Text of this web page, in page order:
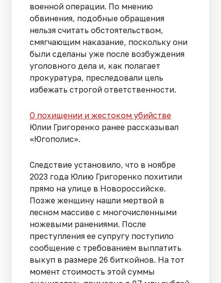
военной операции. По мнению
обвинения, подобные обращения
нельзя считать обстоятельством,
смягчающим наказание, поскольку они
были сделаны уже после возбуждения
уголовного дела и, как полагает
прокуратура, преследовали цель
избежать строгой ответственности.
О похищении и жестоком убийстве
Юлии Григоренко ранее рассказывал
«Югополис».
Следствие установило, что в ноябре
2023 года Юлию Григоренко похитили
прямо на улице в Новороссийске.
Позже женщину нашли мертвой в
лесном массиве с многочисленными
ножевыми ранениями. После
преступления ее супругу поступило
сообщение с требованием выплатить
выкуп в размере 26 биткойнов. На тот
момент стоимость этой суммы